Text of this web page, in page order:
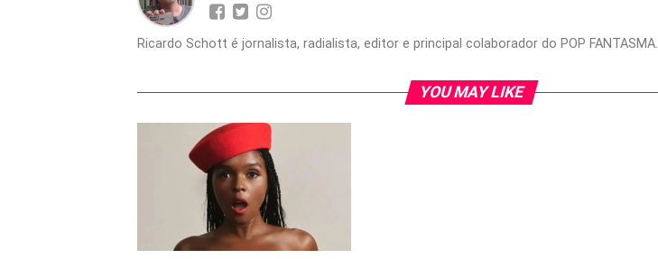
Ricardo Schott é jornalista, radialista, editor e principal colaborador do POP FANTASMA.
YOU MAY LIKE